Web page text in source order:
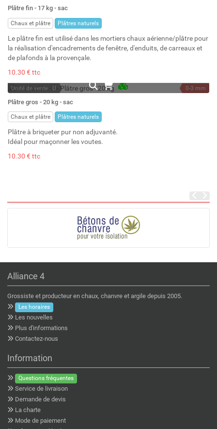
En stock
Stock : 59
Plâtre fin - 17 kg - sac
Chaux et plâtre Plâtres naturels
Le plâtre fin est utilisé dans les mortiers chaux aérienne/plâtre pour
la réalisation d'encadrements de fenêtre, d'enduits, de carreaux et
de plafonds à la provençale.
10.30 € ttc
Unité de vente : U
En stock permanent
Stock : 352
0-3 mm
Plâtre gros - 20 kg - sac
Chaux et plâtre Plâtres naturels
Plâtre à briqueter pur non adjuvanté.
Idéal pour maçonner les voutes.
10.30 € ttc
Alliance 4
Grossiste et producteur en chaux, chanvre et argile depuis 2005.
Les horaires
Les nouvelles
Plus d'informations
Contactez-nous
Information
Questions fréquentes
Service de livraison
Demande de devis
La charte
Mode de paiement